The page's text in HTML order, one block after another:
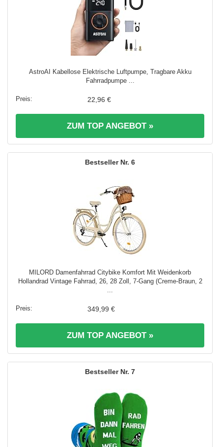
AstroAI Kabellose Elektrische Luftpumpe, Tragbare Akku
Fahrradpumpe ...
22,96 €
ZUM TOP ANGEBOT »
6
MILORD Damenfahrrad Citybike Komfort Mit Weidenkorb
Hollandrad Vintage Fahrrad, 26, 28 Zoll, 7-Gang (Creme-Braun, 2
349,99 €
ZUM TOP ANGEBOT »
7